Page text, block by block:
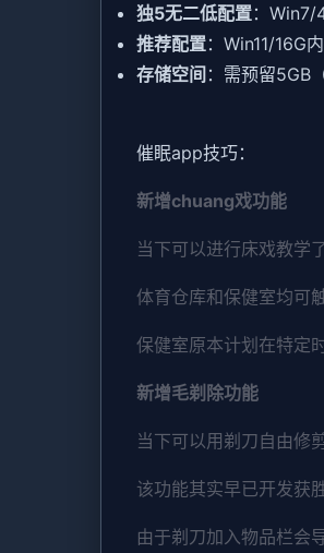
​独5无二低配置​：Win7/
​推荐配置​：Win11/16G
​存储空间​ ：需预留5GB
催眠app技巧：
新增chuang戏功能
当下可以进行床戏教学
体育仓库和保健室均可
保健室原本计划在特定
新增毛剃除功能
当下可以用剃刀自由修
该功能其实早已开发获
由于剃刀加入物品栏会